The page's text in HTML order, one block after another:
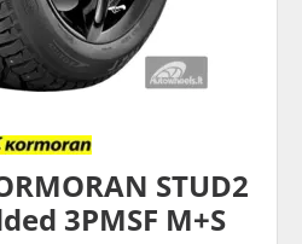
STUD2
3PMSF M+S